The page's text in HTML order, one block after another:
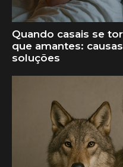
Quando casais se
que amantes:
soluções